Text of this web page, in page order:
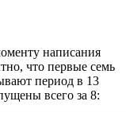
написания
что первые семь
период в 13
всего за 8: